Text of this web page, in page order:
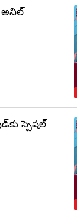
అనిల్
స్పెషల్